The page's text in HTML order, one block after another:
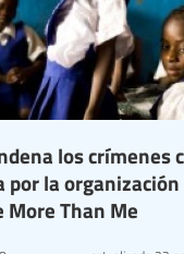
los crímenes
por la
Than Me